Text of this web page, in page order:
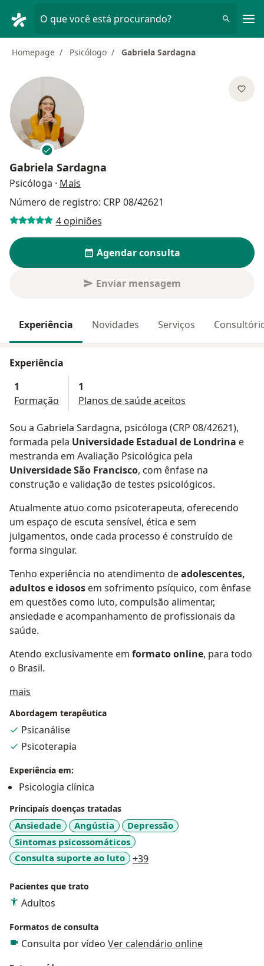
O que você está procurando?
Homepage Psicólogo Gabriela Sardagna
Gabriela Sardagna
Psicóloga · Mais
Número de registro: CRP 08/42621
4 opiniões
Agendar consulta
Enviar mensagem
Experiência Novidades Serviços
Experiência
1
Formação
1
Planos de saúde aceitos
Sou a Gabriela Sardagna, psicóloga (CRP 08/42621),
formada pela Universidade Estadual de Londrina e
mestranda em Avaliação Psicológica pela
Universidade São Francisco, com ênfase na
construção e validação de testes psicológicos.
Atualmente atuo como psicoterapeuta, oferecendo
um espaço de escuta sensível, ética e sem
julgamentos, onde cada processo é construído de
forma singular.
Tenho experiência no atendimento deadolescentes,
adultos e idosos em sofrimento psíquico, com ênfase
em questões como luto, compulsão alimentar,
ansiedade e acompanhamento de profissionais da
saúde.
Atendo exclusivamente em formato online, para todo
o Brasil.
mais
Abordagem terapêutica
Psicanálise
Psicoterapia
Experiência em:
Psicologia clínica
Principais doenças tratadas
Ansiedade Angústia
Depressão
Sintomas psicossomáticos
Consulta suporte ao luto
+39a11y_sr_more_diseases
Pacientes que trato
Adultos
Formatos de consulta
Consulta por vídeo Ver calendário online